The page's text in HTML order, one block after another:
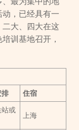
，已经具有一
二大、四大在这
训基地召开，
排 住宿
或
上海